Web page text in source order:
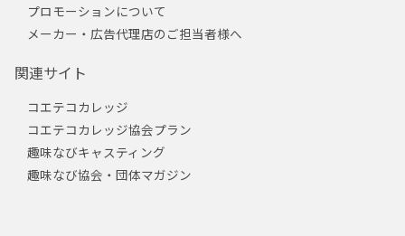
プロモーションについて
メーカー・広告代理店のご担当者様へ
関連サイト
コエテコカレッジ
コエテコカレッジ協会プラン
趣味なびキャスティング
趣味なび協会・団体マガジン